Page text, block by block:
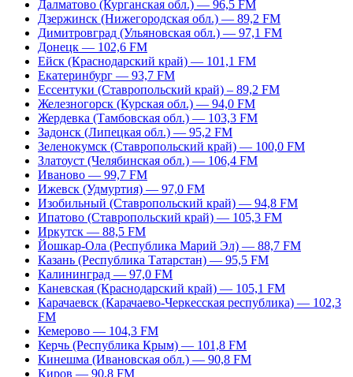
Далматово (Курганская обл.) — 96,5 FM
Дзержинск (Нижегородская обл.) — 89,2 FM
Димитровград (Ульяновская обл.) — 97,1 FM
Донецк — 102,6 FM
Ейск (Краснодарский край) — 101,1 FM
Екатеринбург — 93,7 FM
Ессентуки (Ставропольский край) – 89,2 FM
Железногорск (Курская обл.) — 94,0 FM
Жердевка (Тамбовская обл.) — 103,3 FM
Задонск (Липецкая обл.) — 95,2 FM
Зеленокумск (Ставропольский край) — 100,0 FM
Златоуст (Челябинская обл.) — 106,4 FM
Иваново — 99,7 FM
Ижевск (Удмуртия) — 97,0 FM
Изобильный (Ставропольский край) — 94,8 FM
Ипатово (Ставропольский край) — 105,3 FM
Иркутск — 88,5 FM
Йошкар-Ола (Республика Марий Эл) — 88,7 FM
Казань (Республика Татарстан) — 95,5 FM
Калининград — 97,0 FM
Каневская (Краснодарский край) — 105,1 FM
Карачаевск (Карачаево-Черкесская республика) — 102,3
FM
Кемерово — 104,3 FM
Керчь (Республика Крым) — 101,8 FM
Кинешма (Ивановская обл.) — 90,8 FM
Киров — 90,8 FM